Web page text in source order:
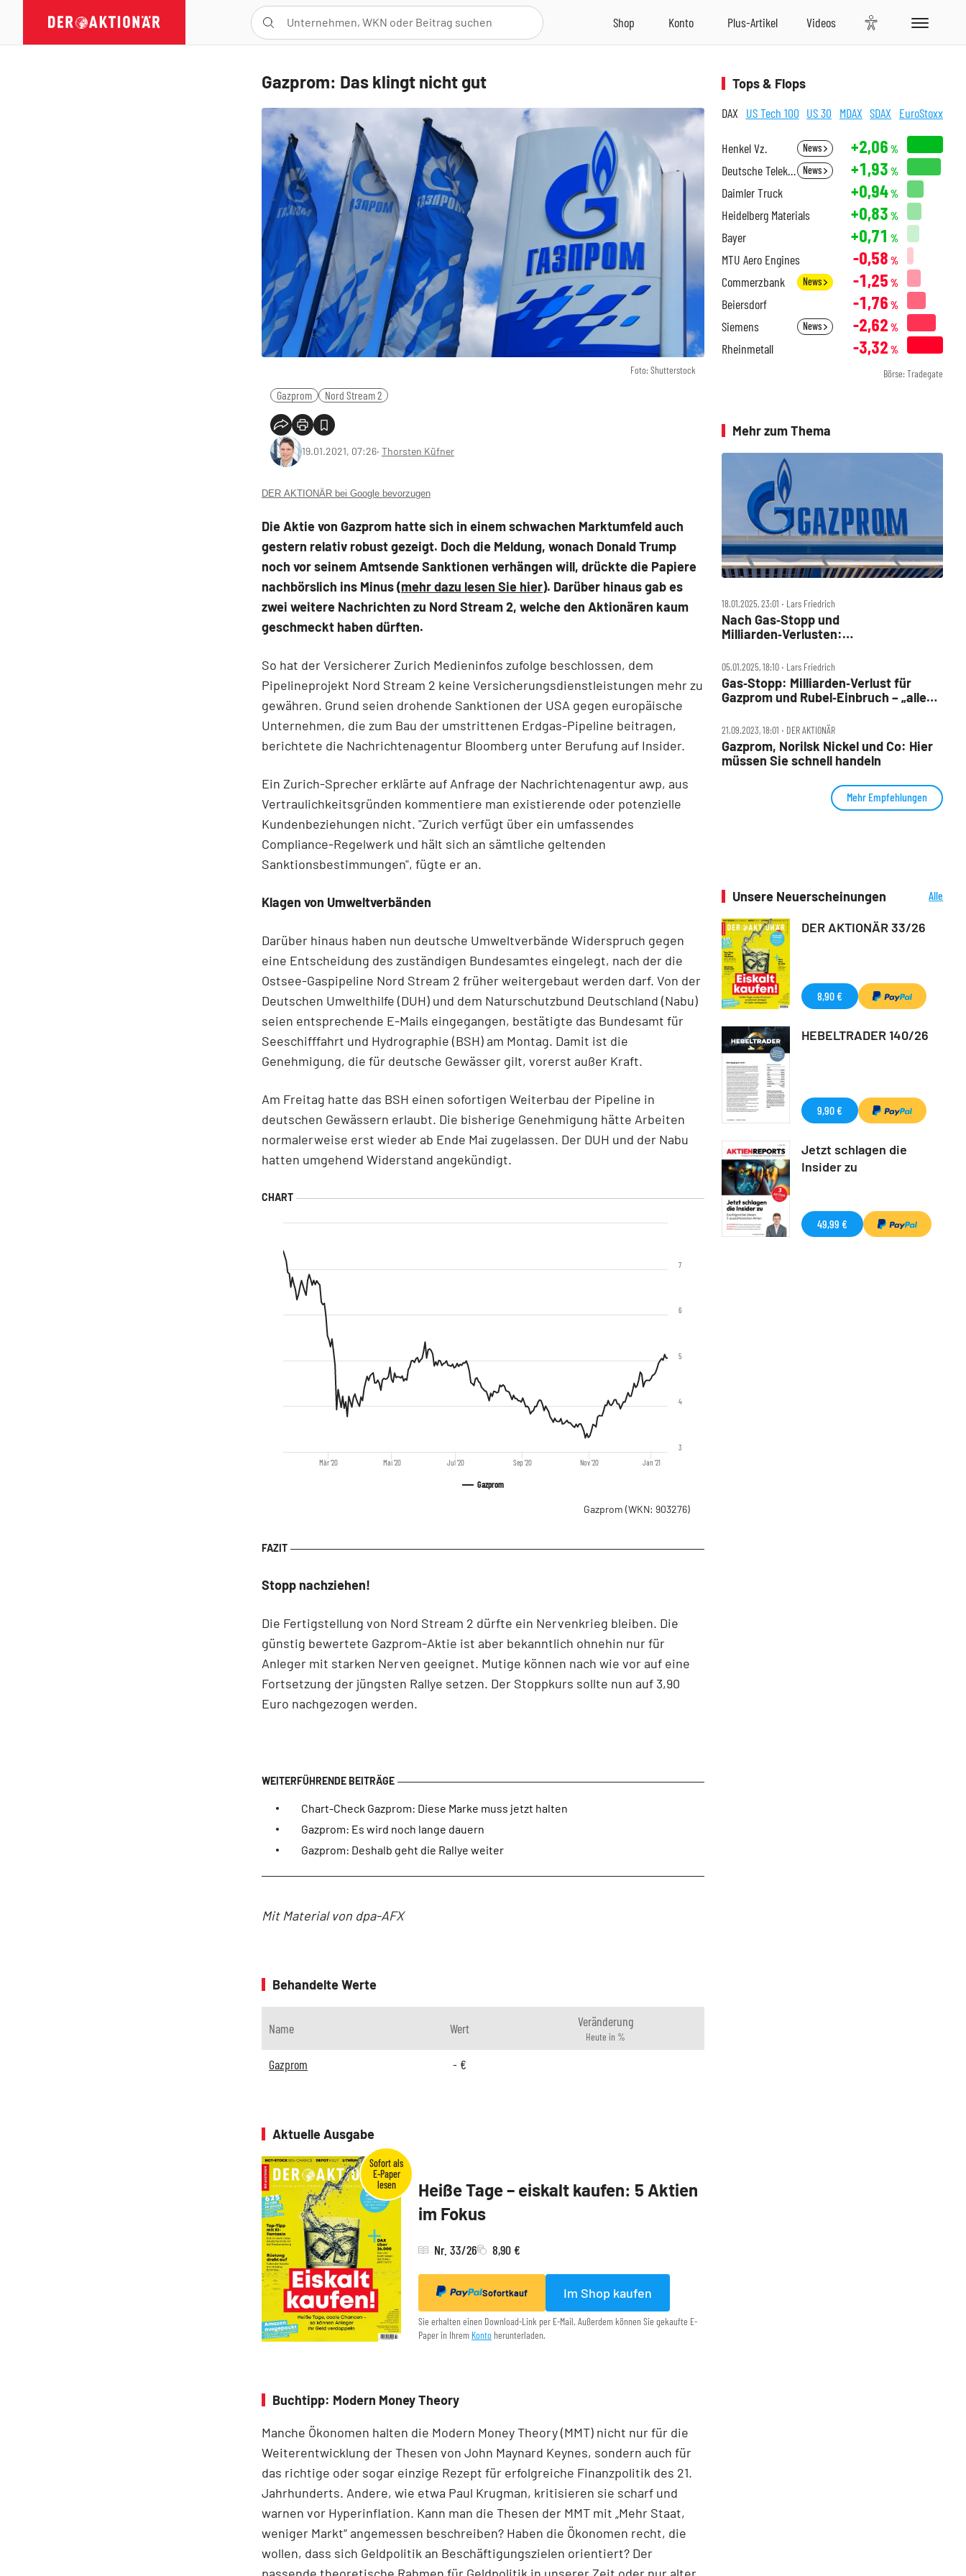
Gazprom: Das klingt nicht gut
Foto: Shutterstock
Gazprom Nord Stream 2
19.01.2021, 07:26‧ Thorsten Küfner
DER AKTIONÄR bei Google bevorzugen
Die Aktie von Gazprom hatte sich in einem schwachen Marktumfeld auch
gestern relativ robust gezeigt. Doch die Meldung, wonach Donald Trump
noch vor seinem Amtsende Sanktionen verhängen will, drückte die Papiere
nachbörslich ins Minus (mehr dazu lesen Sie hier). Darüber hinaus gab es
zwei weitere Nachrichten zu Nord Stream 2, welche den Aktionären kaum
geschmeckt haben dürften.
So hat der Versicherer Zurich Medieninfos zufolge beschlossen, dem
Pipelineprojekt Nord Stream 2 keine Versicherungsdienstleistungen mehr zu
gewähren. Grund seien drohende Sanktionen der USA gegen europäische
Unternehmen, die zum Bau der umstrittenen Erdgas-Pipeline beitragen,
berichtete die Nachrichtenagentur Bloomberg unter Berufung auf Insider.
Ein Zurich-Sprecher erklärte auf Anfrage der Nachrichtenagentur awp, aus
Vertraulichkeitsgründen kommentiere man existierende oder potenzielle
Kundenbeziehungen nicht. "Zurich verfügt über ein umfassendes
Compliance-Regelwerk und hält sich an sämtliche geltenden
Sanktionsbestimmungen", fügte er an.
Klagen von Umweltverbänden
Darüber hinaus haben nun deutsche Umweltverbände Widerspruch gegen
eine Entscheidung des zuständigen Bundesamtes eingelegt, nach der die
Ostsee-Gaspipeline Nord Stream 2 früher weitergebaut werden darf. Von der
Deutschen Umwelthilfe (DUH) und dem Naturschutzbund Deutschland (Nabu)
seien entsprechende E-Mails eingegangen, bestätigte das Bundesamt für
Seeschifffahrt und Hydrographie (BSH) am Montag. Damit ist die
Genehmigung, die für deutsche Gewässer gilt, vorerst außer Kraft.
Am Freitag hatte das BSH einen sofortigen Weiterbau der Pipeline in
deutschen Gewässern erlaubt. Die bisherige Genehmigung hätte Arbeiten
normalerweise erst wieder ab Ende Mai zugelassen. Der DUH und der Nabu
hatten umgehend Widerstand angekündigt.
Gazprom
Mär '20 Mai '20 Jul '20 Sep '20 Nov '20 Jan '21
3
4
5
6
7
Gazprom (WKN: 903276)
Stopp nachziehen!
Die Fertigstellung von Nord Stream 2 dürfte ein Nervenkrieg bleiben. Die
günstig bewertete Gazprom-Aktie ist aber bekanntlich ohnehin nur für
Anleger mit starken Nerven geeignet. Mutige können nach wie vor auf eine
Fortsetzung der jüngsten Rallye setzen. Der Stoppkurs sollte nun auf 3,90
Euro nachgezogen werden.
Chart-Check Gazprom: Diese Marke muss jetzt halten
Gazprom: Es wird noch lange dauern
Gazprom: Deshalb geht die Rallye weiter
Mit Material von dpa-AFX
Behandelte Werte
Name Wert Veränderung
Heute in %
Gazprom - €
Aktuelle Ausgabe
Heiße Tage – eiskalt kaufen: 5 Aktien
im Fokus
Nr. 33/26 8,90 €
Sofortkauf Im Shop kaufen
Sie erhalten einen Download-Link per E-Mail. Außerdem können Sie gekaufte E-
Paper in Ihrem Konto herunterladen.
Buchtipp: Modern Money Theory
Manche Ökonomen halten die Modern Money Theory (MMT) nicht nur für die
Weiterentwicklung der Thesen von John Maynard Keynes, sondern auch für
das richtige oder sogar einzige Rezept für erfolgreiche Finanzpolitik des 21.
Jahrhunderts. Andere, wie etwa Paul Krugman, kritisieren sie scharf und
warnen vor Hyperinflation. Kann man die Thesen der MMT mit „Mehr Staat,
weniger Markt“ angemessen beschreiben? Haben die Ökonomen recht, die
wollen, dass sich Geldpolitik an Beschäftigungszielen orientiert? Der
Tops & Flops
DAX US Tech 100 US 30 MDAX SDAX EuroStoxx
Henkel Vz. News +2,06 %
Deutsche Telekom News +1,93 %
Daimler Truck +0,94%
Heidelberg Materials +0,83 %
Bayer +0,71 %
MTU Aero Engines -0,58 %
Commerzbank News -1,25 %
Beiersdorf -1,76 %
Siemens News -2,62 %
Rheinmetall -3,32 %
Börse: Tradegate
Mehr zum Thema
18.01.2025, 23:01 ‧ Lars Friedrich
Nach Gas‑Stopp und
Milliarden‑Verlusten:
05.01.2025, 18:10 ‧ Lars Friedrich
Gas‑Stopp: Milliarden‑Verlust für
Gazprom und Rubel‑Einbruch – „alles
21.09.2023, 18:01 ‧ DER AKTIONÄR
Gazprom, Norilsk Nickel und Co: Hier
müssen Sie schnell handeln
Mehr Empfehlungen
Unsere Neuerscheinungen
Alle
DER AKTIONÄR 33/26
8,90 €
HEBELTRADER 140/26
9,90 €
Jetzt schlagen die
Insider zu
49,99 €